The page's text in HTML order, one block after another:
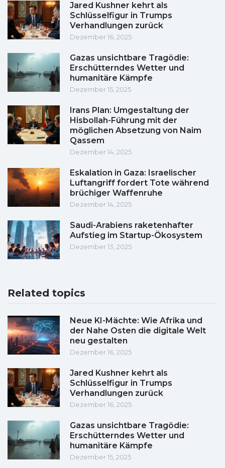
Jared Kushner kehrt als
Schlüsselfigur in Trumps
Verhandlungen zurück
Dezember 16, 2025
Gazas unsichtbare Tragödie:
Erschütterndes Wetter und
humanitäre Kämpfe
Dezember 15, 2025
Irans Plan: Umgestaltung der
Hisbollah-Führung mit der
möglichen Absetzung von Naim
Qassem
Dezember 14, 2025
Eskalation in Gaza: Israelischer
Luftangriff fordert Tote während
brüchiger Waffenruhe
Dezember 14, 2025
Saudi-Arabiens raketenhafter
Aufstieg im Startup-Ökosystem
Dezember 13, 2025
Related topics
Neue KI-Mächte: Wie Afrika und
der Nahe Osten die digitale Welt
neu gestalten
Dezember 16, 2025
Jared Kushner kehrt als
Schlüsselfigur in Trumps
Verhandlungen zurück
Dezember 16, 2025
Gazas unsichtbare Tragödie:
Erschütterndes Wetter und
humanitäre Kämpfe
Dezember 15, 2025